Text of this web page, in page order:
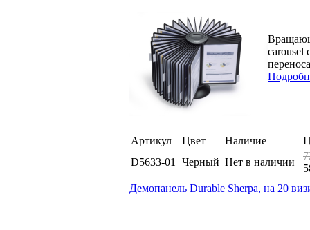
carousel
Артикул Цвет Наличие
D5633-01 Черный Нет в наличии
Демопанель Durable Sherpa, на 20